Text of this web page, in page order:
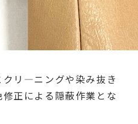
クリ―ニングや染み抜き
正による隠蔽作業とな